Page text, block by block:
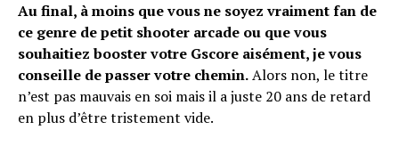
Au final, à moins que vous ne soyez vraiment fan de
ce genre de petit shooter arcade ou que vous
souhaitiez booster votre Gscore aisément, je vous
conseille de passer votre chemin.Alors non, le titre
n’est pas mauvais en soi mais il a juste 20 ans de retard
en plus d’être tristement vide.